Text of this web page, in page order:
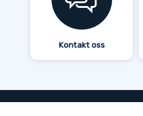
Kontakt oss